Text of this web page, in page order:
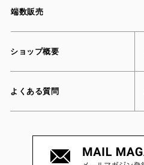
端数販売
ショップ概要
よくある質問